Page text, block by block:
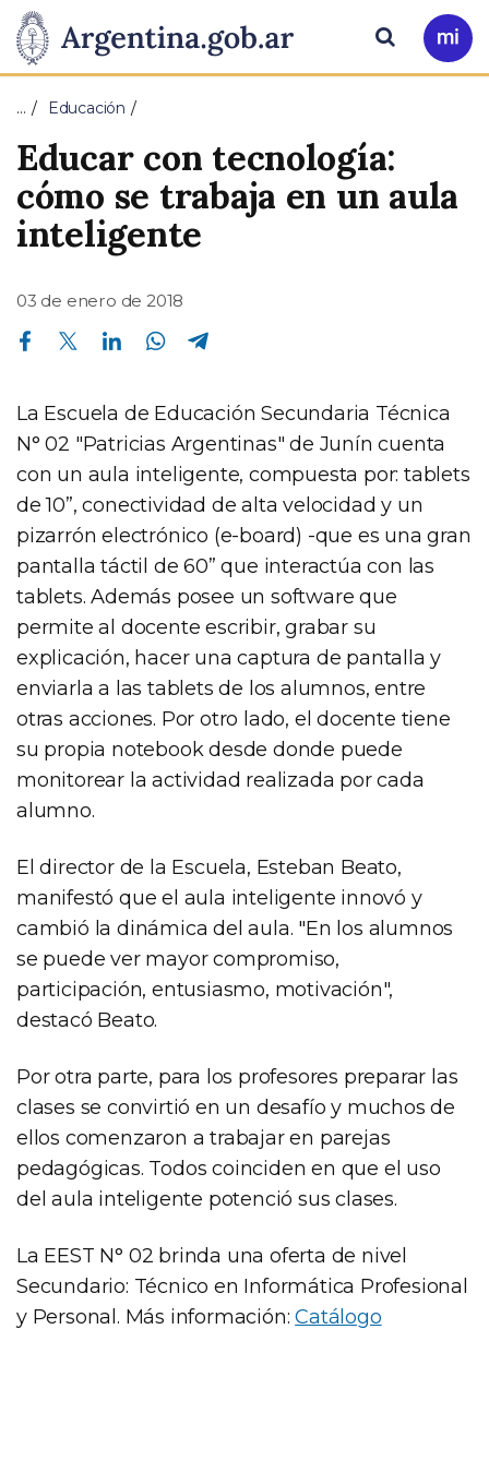
Presidencia
de
la
Nación
Pasar al contenido principal
Ir
a
Buscar
… Educación
Educar con tecnología:
cómo se trabaja en un aula
inteligente
03 de enero de 2018
Compartir en Facebook Compartir en Twitter Compartir en Linkedin Compartir en Whatsapp
La Escuela de Educación Secundaria Técnica
N° 02 "Patricias Argentinas" de Junín cuenta
con un aula inteligente, compuesta por: tablets
de 10”, conectividad de alta velocidad y un
pizarrón electrónico (e-board) -que es una gran
pantalla táctil de 60” que interactúa con las
tablets. Además posee un software que
permite al docente escribir, grabar su
explicación, hacer una captura de pantalla y
enviarla a las tablets de los alumnos, entre
otras acciones. Por otro lado, el docente tiene
su propia notebook desde donde puede
monitorear la actividad realizada por cada
alumno.
El director de la Escuela, Esteban Beato,
manifestó que el aula inteligente innovó y
cambió la dinámica del aula. "En los alumnos
se puede ver mayor compromiso,
participación, entusiasmo, motivación",
destacó Beato.
Por otra parte, para los profesores preparar las
clases se convirtió en un desafío y muchos de
ellos comenzaron a trabajar en parejas
pedagógicas. Todos coinciden en que el uso
del aula inteligente potenció sus clases.
La EEST N° 02 brinda una oferta de nivel
Secundario: Técnico en Informática Profesional
y Personal. Más información:Catálogo